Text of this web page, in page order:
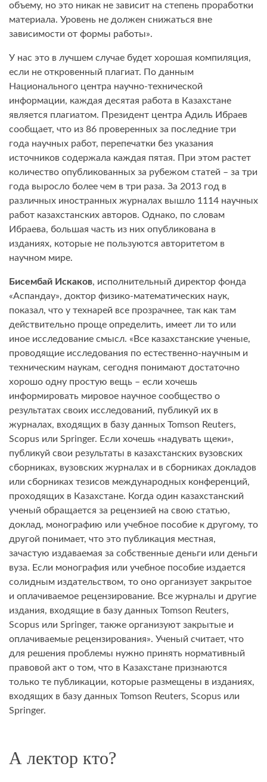
объему, но это никак не зависит на степень проработки
материала. Уровень не должен снижаться вне
зависимости от формы работы».
У нас это в лучшем случае будет хорошая компиляция,
если не откровенный плагиат. По данным
Национального центра научно-технической
информации, каждая десятая работа в Казахстане
является плагиатом. Президент центра Адиль Ибраев
сообщает, что из 86 проверенных за последние три
года научных работ, перепечатки без указания
источников содержала каждая пятая. При этом растет
количество опубликованных за рубежом статей – за три
года выросло более чем в три раза. За 2013 год в
различных иностранных журналах вышло 1114 научных
работ казахстанских авторов. Однако, по словам
Ибраева, большая часть из них опубликована в
изданиях, которые не пользуются авторитетом в
научном мире.
Бисембай Искаков, исполнительный директор фонда
«Аспандау», доктор физико-математических наук,
показал, что у технарей все прозрачнее, так как там
действительно проще определить, имеет ли то или
иное исследование смысл. «Все казахстанские ученые,
проводящие исследования по естественно-научным и
техническим наукам, сегодня понимают достаточно
хорошо одну простую вещь – если хочешь
информировать мировое научное сообщество о
результатах своих исследований, публикуй их в
журналах, входящих в базу данных Tomson Reuters,
Scopus или Springer. Если хочешь «надувать щеки»,
публикуй свои результаты в казахстанских вузовских
сборниках, вузовских журналах и в сборниках докладов
или сборниках тезисов международных конференций,
проходящих в Казахстане. Когда один казахстанский
ученый обращается за рецензией на свою статью,
доклад, монографию или учебное пособие к другому, то
другой понимает, что это публикация местная,
зачастую издаваемая за собственные деньги или деньги
вуза. Если монография или учебное пособие издается
солидным издательством, то оно организует закрытое
и оплачиваемое рецензирование. Все журналы и другие
издания, входящие в базу данных Tomson Reuters,
Scopus или Springer, также организуют закрытые и
оплачиваемые рецензирования». Ученый считает, что
для решения проблемы нужно принять нормативный
правовой акт о том, что в Казахстане признаются
только те публикации, которые размещены в изданиях,
входящих в базу данных Tomson Reuters, Scopus или
Springer.
А лектор кто?